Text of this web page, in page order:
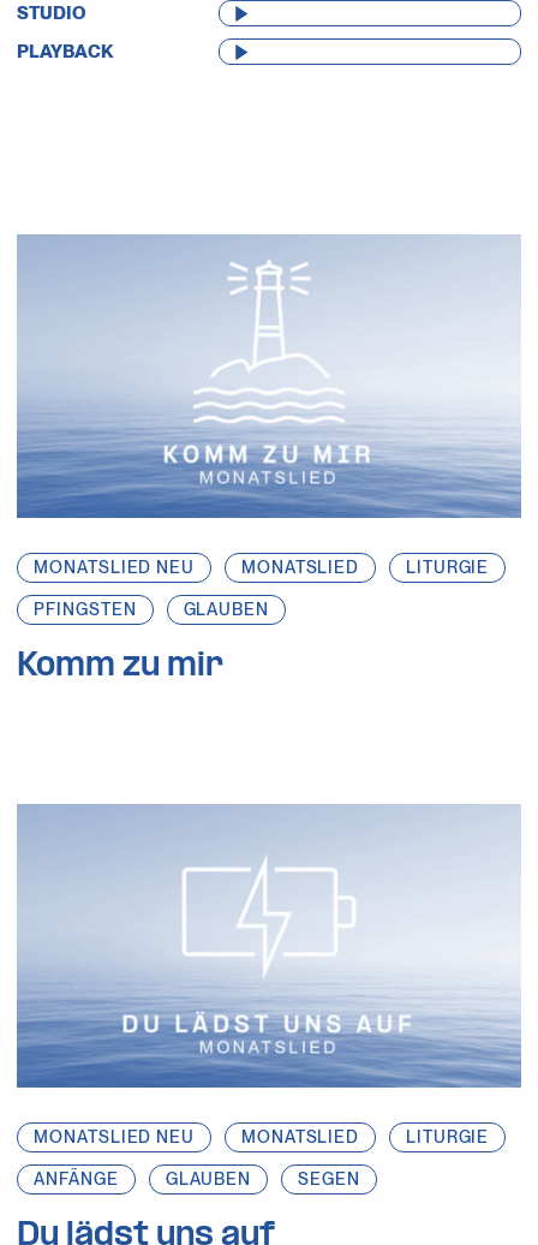
STUDIO
AUDIO-
PLAYER
PLAYBACK
AUDIO-
MONATSLIED NEU MONATSLIED LITURGIE
PFINGSTEN GLAUBEN
Komm zu mir
MONATSLIED NEU MONATSLIED LITURGIE
ANFÄNGE GLAUBEN SEGEN
Du lädst uns auf